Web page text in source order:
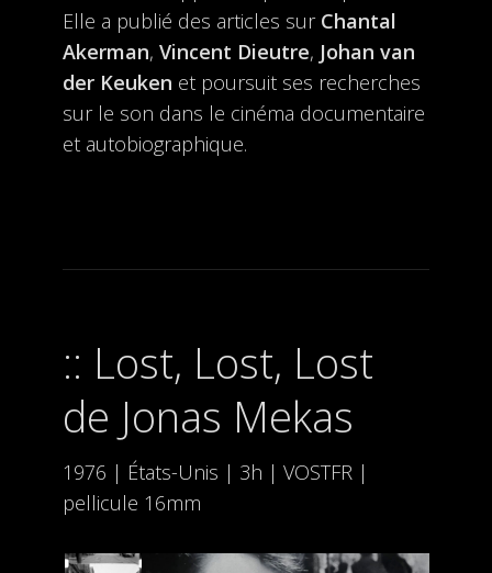
Elle a publié des articles sur Chantal
Akerman, Vincent Dieutre, Johan van
der Keuken et poursuit ses recherches
sur le son dans le cinéma documentaire
et autobiographique.
Lost, Lost, Lost
de Jonas Mekas
1976 | États-Unis | 3h | VOSTFR |
pellicule 16mm